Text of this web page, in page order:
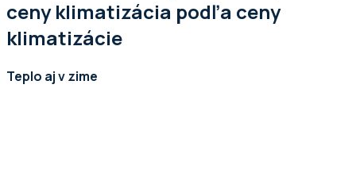
ceny klimatizácia podľa ceny
klimatizácie
Teplo aj v zime